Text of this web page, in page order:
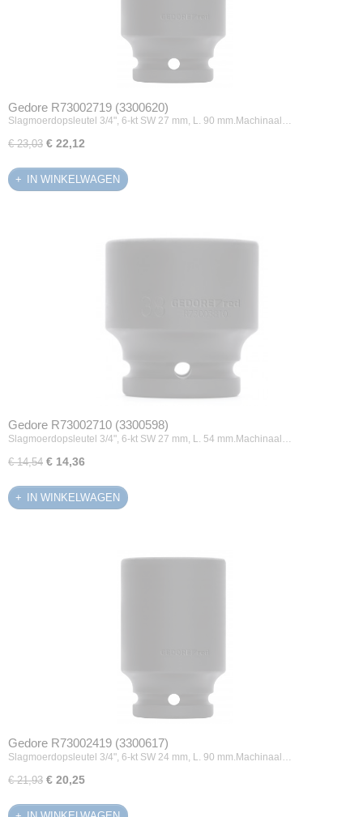
Gedore R73002719 (3300620)
Slagmoerdopsleutel 3/4", 6-kt SW 27 mm, L. 90 mm.Machinaal…
€ 23,03 € 22,12
IN WINKELWAGEN
Gedore R73002710 (3300598)
Slagmoerdopsleutel 3/4", 6-kt SW 27 mm, L. 54 mm.Machinaal…
€ 14,54 € 14,36
IN WINKELWAGEN
Gedore R73002419 (3300617)
Slagmoerdopsleutel 3/4", 6-kt SW 24 mm, L. 90 mm.Machinaal…
€ 21,93 € 20,25